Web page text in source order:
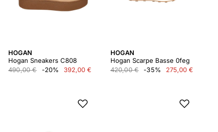
HOGAN
Hogan Sneakers C808
490,00 €
-20% 392,00 €
HOGAN
Hogan Scarpe Basse 0feg
420,00 €
-35% 275,00 €